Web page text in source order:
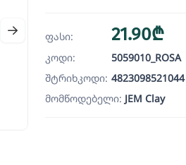
ფასი: 21.90₾
კოდი:
5059010_ROSA
შტრიხკოდი: 4823098521044
მომწოდებელი: JEM Clay